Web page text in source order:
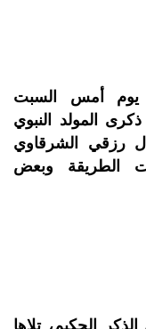
يوم أمس السبت
المولد النبوي
رزقي الشرقاوي
الطريقة وبعض
الحكيم، تلاها